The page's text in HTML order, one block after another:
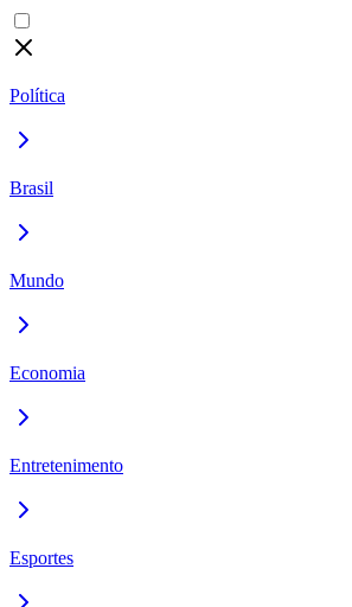
Política
Brasil
Mundo
Economia
Entretenimento
Esportes